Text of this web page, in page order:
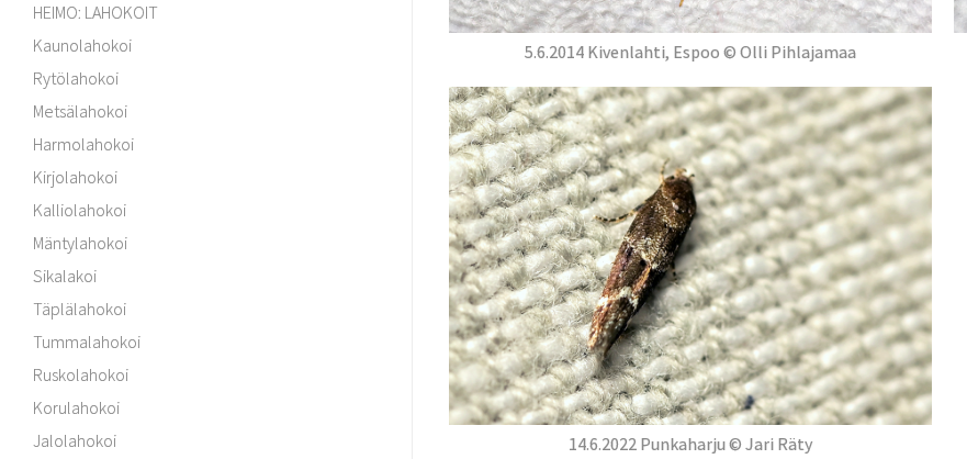
HEIMO: LAHOKOIT
Kaunolahokoi
Rytölahokoi
Metsälahokoi
Harmolahokoi
Kirjolahokoi
Kalliolahokoi
Mäntylahokoi
Sikalakoi
Täplälahokoi
Tummalahokoi
Ruskolahokoi
Korulahokoi
Jalolahokoi
5.6.2014 Kivenlahti, Espoo © Olli Pihlajamaa
14.6.2022 Punkaharju © Jari Räty